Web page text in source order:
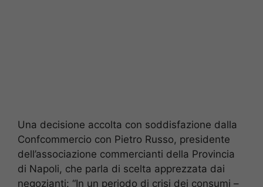
Una decisione accolta con soddisfazione dalla
Confcommercio con Pietro Russo, presidente
dell’associazione commercianti della Provincia
di Napoli, che parla di scelta apprezzata dai
negozianti: “In un periodo di crisi dei consumi –